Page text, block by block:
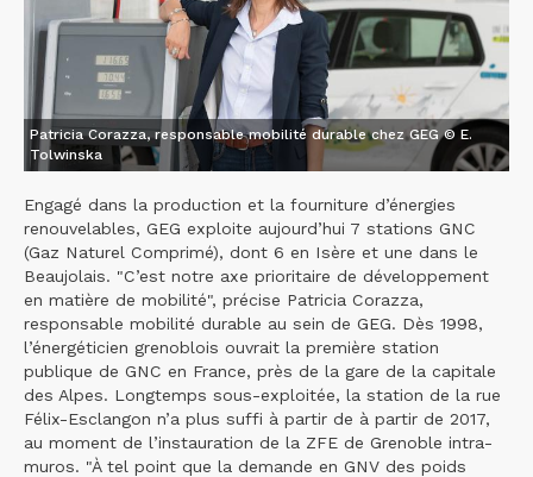
Patricia Corazza, responsable mobilité durable chez GEG © E.
Tolwinska
Engagé dans la production et la fourniture d’énergies
renouvelables, GEG exploite aujourd’hui 7 stations GNC
(Gaz Naturel Comprimé), dont 6 en Isère et une dans le
Beaujolais. "C’est notre axe prioritaire de développement
en matière de mobilité", précise Patricia Corazza,
responsable mobilité durable au sein de GEG. Dès 1998,
l’énergéticien grenoblois ouvrait la première station
publique de GNC en France, près de la gare de la capitale
des Alpes. Longtemps sous-exploitée, la station de la rue
Félix-Esclangon n’a plus suffi à partir de à partir de 2017,
au moment de l’instauration de la ZFE de Grenoble intra-
muros. "À tel point que la demande en GNV des poids